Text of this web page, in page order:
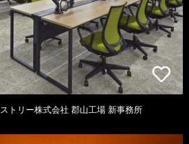
トリー株式会社 郡山工場 新事務所